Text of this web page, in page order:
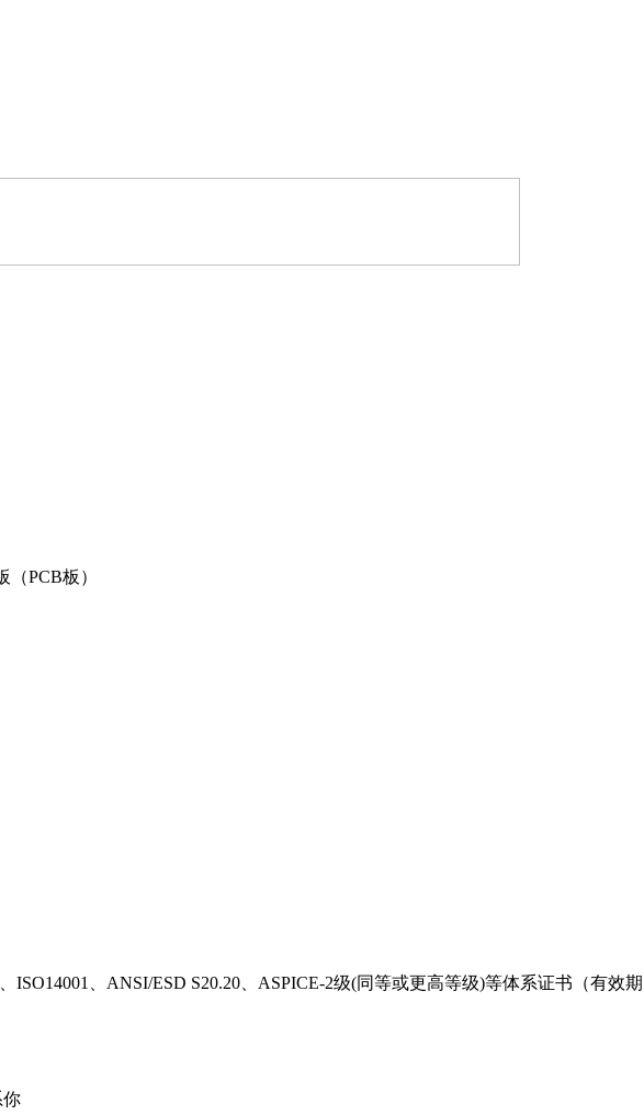
PCB板）
ISO14001、ANSI/ESD S20.20、ASPICE-2级(同等或更高等级)等体系证书（有效
你